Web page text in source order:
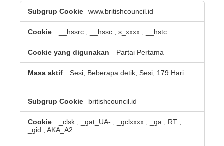
Cookie
Performa
www.britishcouncil.id
__hssrc __hssc ,s_xxxx __hstc
Partai Pertama
Sesi, Beberapa detik, Sesi, 179 Hari
britishcouncil.id
_clsk _gat_UA- _gclxxxx _ga RT
_gid
,AKA_A2